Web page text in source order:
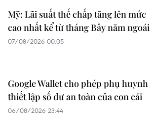
Mỹ: Lãi suất thế chấp tăng lên mức
cao nhất kể từ tháng Bảy năm ngoái
07/08/2026 00:05
Google Wallet cho phép phụ huynh
thiết lập số dư an toàn của con cái
06/08/2026 23:44